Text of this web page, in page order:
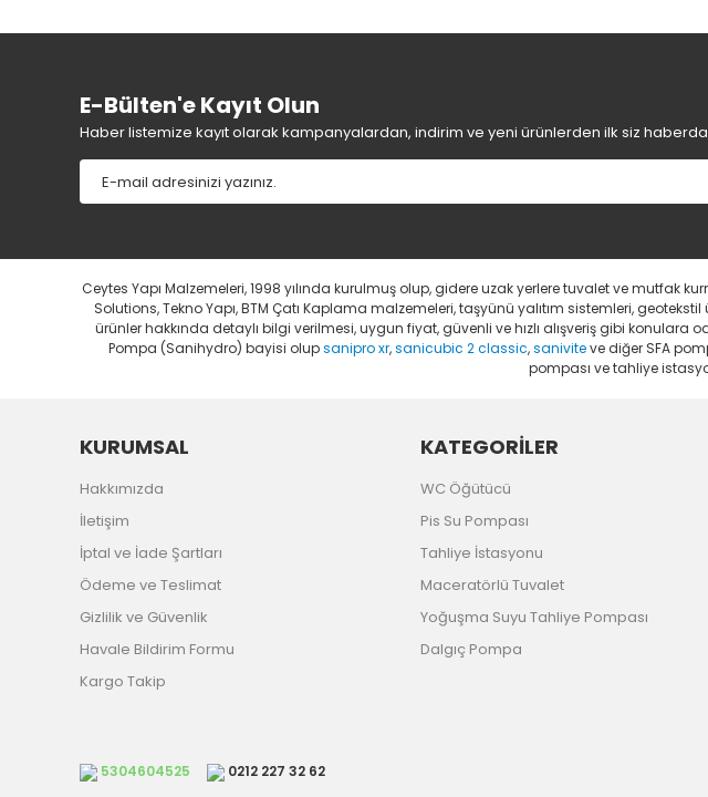
E-Bülten'e Kayıt Olun
Haber listemize kayıt olarak kampanyalardan, indirim ve yeni ürünlerden ilk siz
Ceytes Yapı Malzemeleri, 1998 yılında kurulmuş olup, gidere uzak yerlere tuvalet ve
Solutions, Tekno Yapı, BTM Çatı Kaplama malzemeleri, taşyünü yalıtım sistemleri,
ürünler hakkında detaylı bilgi verilmesi, uygun fiyat, güvenli ve hızlı alışveriş gibi
Pompa (Sanihydro) bayisi olupsanipro xr,sanicubic 2 classic,saniviteve diğer SFA
pompası ve tahliye
KURUMSAL
Hakkımızda
İletişim
İptal ve İade Şartları
Ödeme ve Teslimat
Gizlilik ve Güvenlik
Havale Bildirim Formu
Kargo Takip
KATEGORİLER
WC Öğütücü
Pis Su Pompası
Tahliye İstasyonu
Maceratörlü Tuvalet
Yoğuşma Suyu Tahliye Pompası
Dalgıç Pompa
5304604525 0212 227 32 62